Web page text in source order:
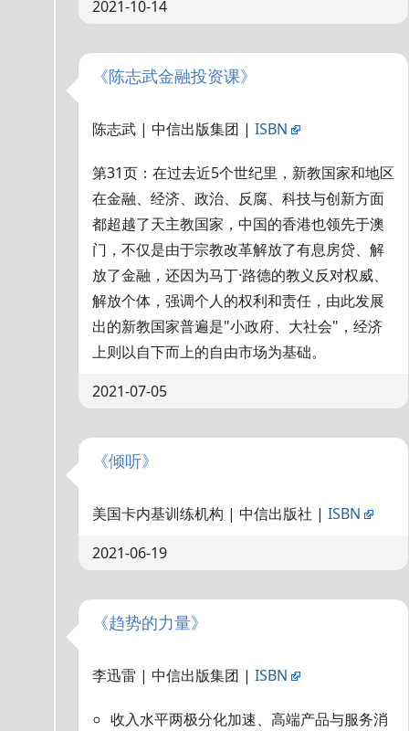
2021-10-14
《陈志武金融投资课》
陈志武 | 中信出版集团 | ISBN
第31页：在过去近5个世纪里，新教国家和地区
在金融、经济、政治、反腐、科技与创新方面
都超越了天主教国家，中国的香港也领先于澳
门，不仅是由于宗教改革解放了有息房贷、解
放了金融，还因为马丁·路德的教义反对权威、
解放个体，强调个人的权利和责任，由此发展
出的新教国家普遍是"小政府、大社会"，经济
上则以自下而上的自由市场为基础。
2021-07-05
《倾听》
美国卡内基训练机构 | 中信出版社 | ISBN
2021-06-19
《趋势的力量》
李迅雷 | 中信出版集团 | ISBN
收入水平两极分化加速、高端产品与服务消